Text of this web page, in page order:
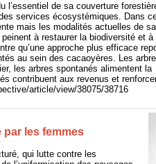
l’essentiel de sa couverture
services écosystémiques. Dans
mais les modalités actuelles de
à restaurer la biodiversité et à
qu’une approche plus efficace
au sein des cacaoyères. Les
les arbres spontanés alimentent la
contribuent aux revenus et
article/view/38075/38716
les femmes
qui lutte contre les